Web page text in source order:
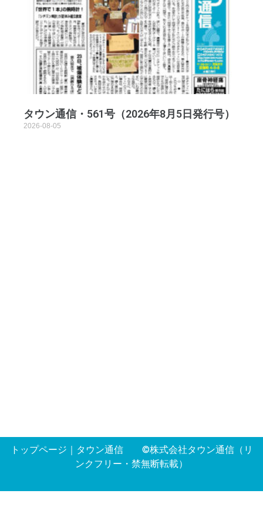
タウン通信・561号（2026年8月5日発行号）
2026-08-05
トップページ ｜ タウン通信©株式会社タウン通信（リ
ンクフリー・禁無断転載）